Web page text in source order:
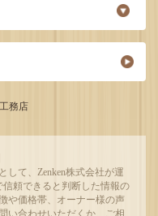
務店
して、Zenken株式会社が運
頼できると判断した情報の
や価格帯、オーナー様の声
い合わせいただくか、ご相